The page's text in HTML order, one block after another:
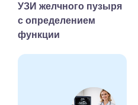
УЗИ желчного пузыря
с определением
функции